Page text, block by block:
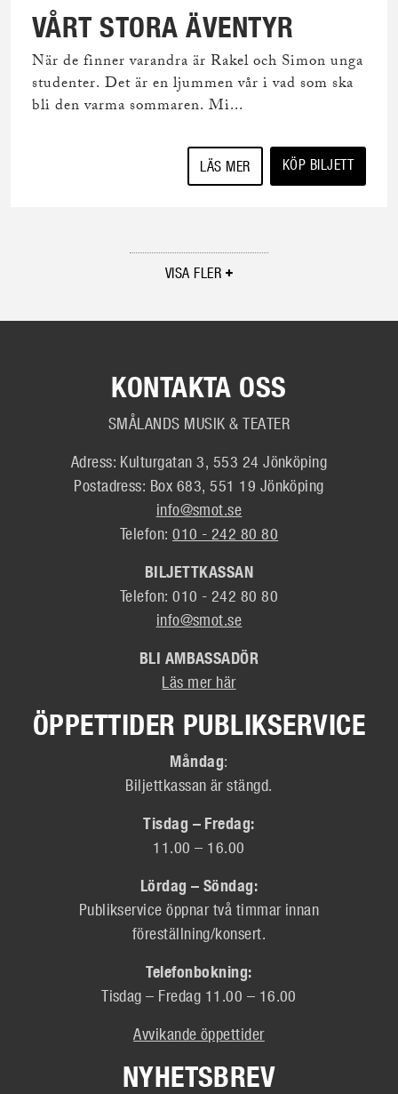
VÅRT STORA ÄVENTYR
När de finner varandra är Rakel och Simon unga
studenter. Det är en ljummen vår i vad som ska
bli den varma sommaren. Mi...
LÄS MER KÖP BILJETT
VISA FLER
KONTAKTA OSS
SMÅLANDS MUSIK & TEATER
Adress: Kulturgatan 3, 553 24 Jönköping
Postadress: Box 683, 551 19 Jönköping
info@smot.se
Telefon:010 - 242 80 80
BILJETTKASSAN
Telefon: 010 - 242 80 80
info@smot.se
BLI AMBASSADÖR
Läs mer här
ÖPPETTIDER PUBLIKSERVICE
Måndag:
Biljettkassan är stängd.
Tisdag – Fredag:
11.00 – 16.00
Lördag – Söndag:
Publikservice öppnar två timmar innan
föreställning/konsert.
Telefonbokning:
Tisdag – Fredag 11.00 – 16.00
Avvikande öppettider
NYHETSBREV